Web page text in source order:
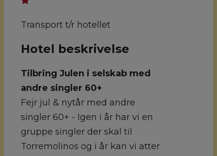
Transport t/r hotellet
Hotel beskrivelse
Tilbring Julen i selskab med
andre singler 60+
Fejr jul & nytår med andre
singler 60+ - Igen i år har vi en
gruppe singler der skal til
Torremolinos og i år kan vi atter